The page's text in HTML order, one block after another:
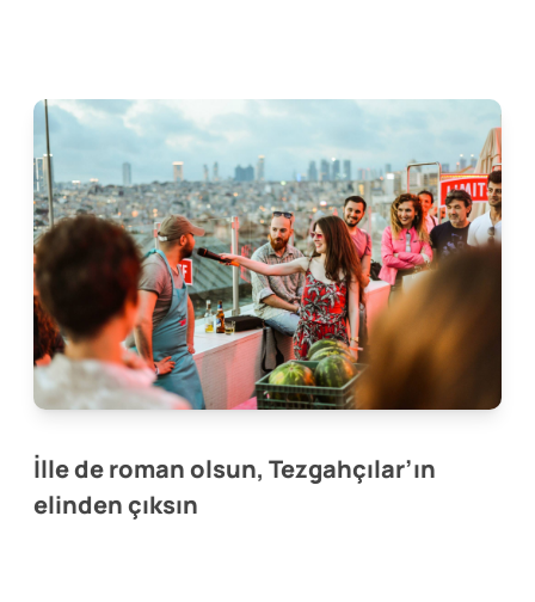
İlle de roman olsun, Tezgahçılar’ın
elinden çıksın